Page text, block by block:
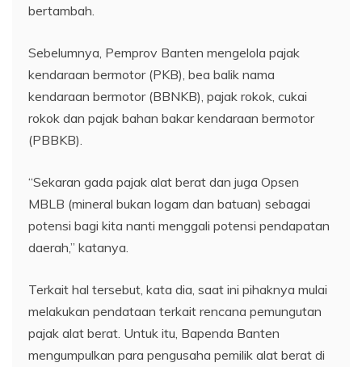
bertambah.
Sebelumnya, Pemprov Banten mengelola pajak
kendaraan bermotor (PKB), bea balik nama
kendaraan bermotor (BBNKB), pajak rokok, cukai
rokok dan pajak bahan bakar kendaraan bermotor
(PBBKB).
“Sekaran gada pajak alat berat dan juga Opsen
MBLB (mineral bukan logam dan batuan) sebagai
potensi bagi kita nanti menggali potensi pendapatan
daerah,” katanya.
Terkait hal tersebut, kata dia, saat ini pihaknya mulai
melakukan pendataan terkait rencana pemungutan
pajak alat berat. Untuk itu, Bapenda Banten
mengumpulkan para pengusaha pemilik alat berat di